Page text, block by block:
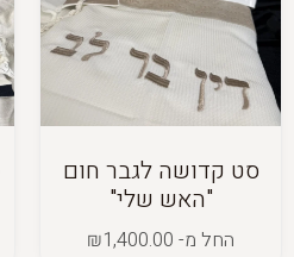
סט קדושה לגבר חום
"האש שלי"
החל מ- ₪1,400.00